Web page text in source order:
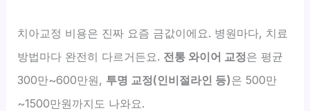
치아교정 비용은 진짜 요즘 금값이에요. 병원마다, 치료
방법마다 완전히 다르거든요. 전통 와이어 교정은 평균
300만~600만원, 투명 교정(인비절라인 등)은 500만
~1500만원까지도 나와요.